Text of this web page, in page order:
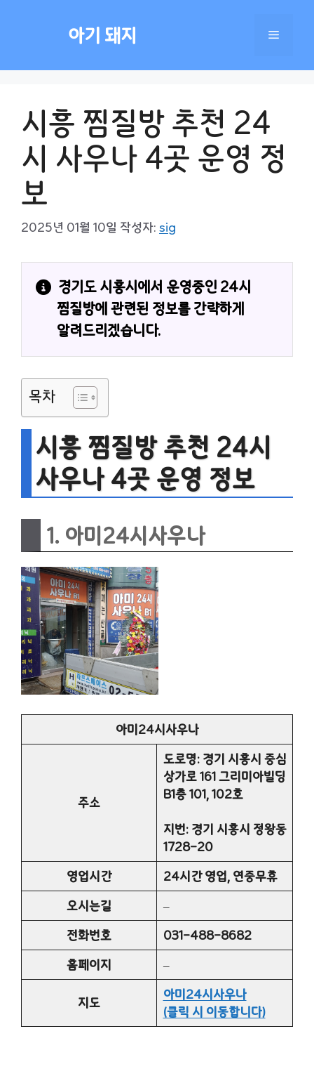
아기 돼지 메
시흥 찜질방 추천 24
시 사우나 4곳 운영 정
보
2025년 01월 10일 작성자: sig
경기도 시흥시에서 운영중인 24시
찜질방에 관련된 정보를 간략하게
알려드리겠습니다.
목차
시흥 찜질방 추천 24시
사우나 4곳 운영 정보
1. 아미24시사우나
아미24시사우나
주소
도로명: 경기 시흥시 중심
상가로 161 그리미아빌딩
B1층 101, 102호
지번: 경기 시흥시 정왕동
1728-20
영업시간
24시간 영업, 연중무휴
오시는길
–
전화번호
031-488-8682
홈페이지
–
지도
아미24시사우나
(클릭 시 이동합니다)